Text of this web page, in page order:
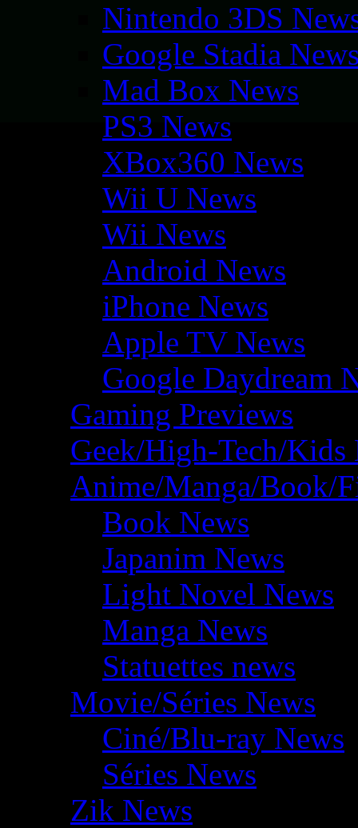
Nintendo 3DS
Google Stadia
Mad Box News
PS3 News
XBox360 News
Wii U News
Wii News
Android News
iPhone News
Apple TV News
Google Daydream
Gaming Previews
Geek/High-Tech/Kids
Anime/Manga/Book/
Book News
Japanim News
Light Novel News
Manga News
Statuettes news
Movie/Séries News
Ciné/Blu-ray News
Séries News
Zik News